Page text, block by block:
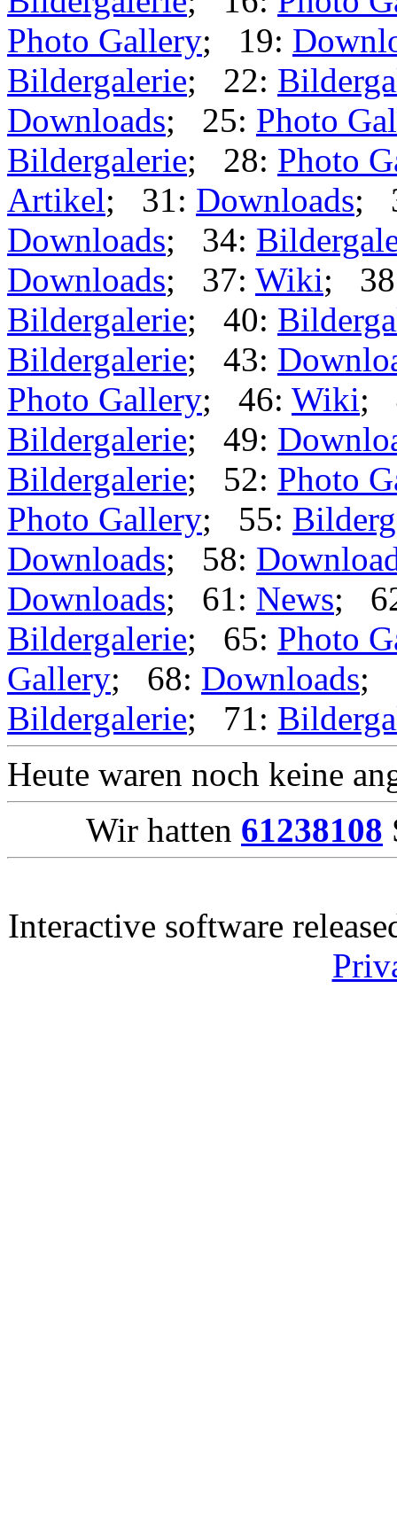
Photo Gallery; 19:
Bildergalerie; 22:
Downloads; 25: Photo
Bildergalerie; 28: Photo
Artikel; 31: Downloads;
Downloads; 34:
Downloads; 37: Wiki;
Bildergalerie; 40:
Bildergalerie; 43:
Photo Gallery; 46: Wiki;
Bildergalerie; 49:
Bildergalerie; 52: Photo
Photo Gallery; 55:
Downloads; 58:
Downloads; 61: News;
Bildergalerie; 65: Photo
Gallery; 68: Downloads;
Bildergalerie; 71:
Heute waren noch keine
Wir hatten 61238108
Interactive software